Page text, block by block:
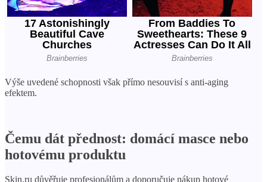
Výše uvedené schopnosti však přímo nesouvisí s anti-aging
efektem.
Čemu dát přednost: domácí masce nebo
hotovému produktu
Skin.ru důvěřuje profesionálům a doporučuje nákup hotové